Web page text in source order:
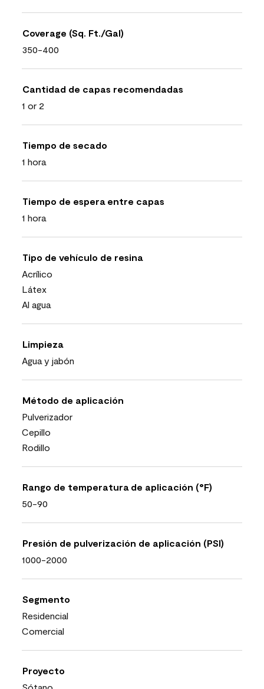
Coverage (Sq. Ft./Gal)
350-400
Cantidad de capas recomendadas
1 or 2
Tiempo de secado
1 hora
Tiempo de espera entre capas
1 hora
Tipo de vehículo de resina
Acrílico
Látex
Al agua
Limpieza
Agua y jabón
Método de aplicación
Pulverizador
Cepillo
Rodillo
Rango de temperatura de aplicación (°F)
50-90
Presión de pulverización de aplicación (PSI)
1000-2000
Segmento
Residencial
Comercial
Proyecto